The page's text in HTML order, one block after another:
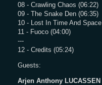
08 - Crawling Chaos (06:22)
09 - The Snake Den (06:35)
10 - Lost In Time And
11 - Fuoco (04:00)
---
12 - Credits (05:24)
Guests:
Arjen Anthony